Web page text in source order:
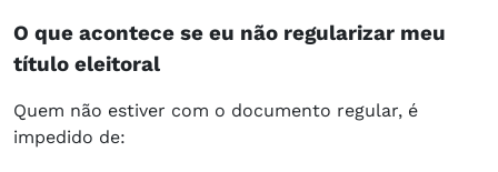
O que acontece se eu não regularizar meu
título eleitoral
Quem não estiver com o documento regular, é
impedido de: